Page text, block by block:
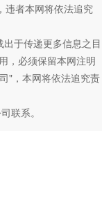
违者本网将依法追究
于传递更多信息之目
，必须保留本网注明
"，本网将依法追究责
联系。